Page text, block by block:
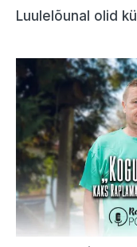
Luulelõunal olid